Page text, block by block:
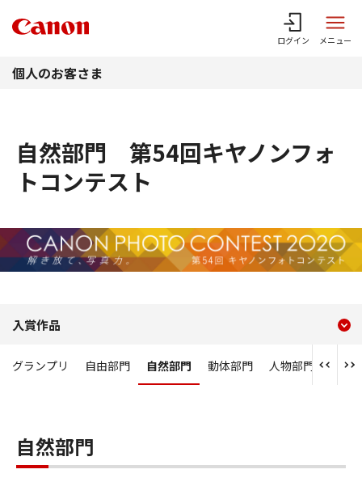
ログイン メニュー
個人のお客さま
自然部門 第54回キヤノンフォ
トコンテスト
自然部門 第54回キヤノン
入賞作品
グランプリ 自由部門 自然部門 動体部門 人物部門 アン
自然部門